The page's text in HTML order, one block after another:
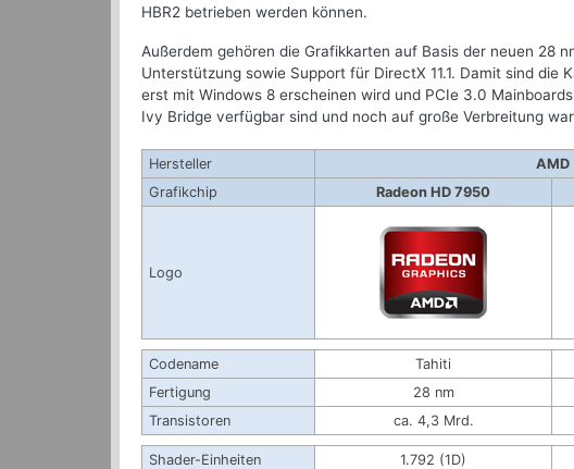
HBR2 betrieben werden können.
Außerdem gehören die Grafikkarten auf Basis der neuen 28
Unterstützung sowie Support für DirectX 11.1. Damit sind die
erst mit Windows 8 erscheinen wird und PCIe 3.0
Ivy Bridge verfügbar sind und noch auf große Verbreitung
Hersteller AMD
Grafikchip
Radeon HD 7950
Logo
Codename Tahiti
Fertigung
28 nm
Transistoren
ca. 4,3 Mrd.
Shader-Einheiten 1.792 (1D)